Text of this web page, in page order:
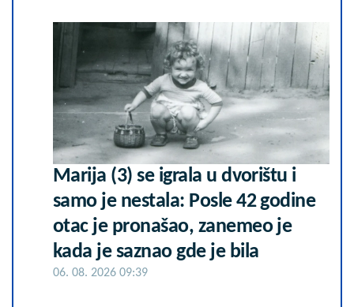
Marija (3) se igrala u dvorištu i
samo je nestala: Posle 42 godine
otac je pronašao, zanemeo je
kada je saznao gde je bila
06. 08. 2026 09:39